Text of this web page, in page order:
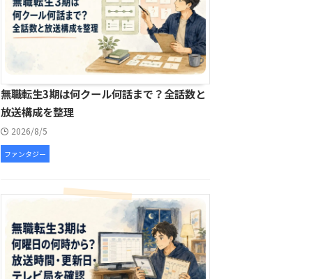
無職転生3期は何クール何話まで？全話数と
放送構成を整理
2026/8/5
ファンタジー